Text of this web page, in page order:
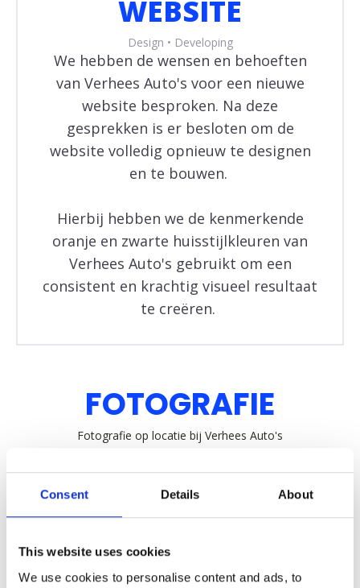
Consent Details About
This website uses cookies
We use cookies to personalise content and ads, to
WEBSITE
Design • Developing
We hebben de wensen en behoeften
van Verhees Auto's voor een nieuwe
website besproken. Na deze
gesprekken is er besloten om de
website volledig opnieuw te designen
en te bouwen.
Hierbij hebben we de kenmerkende
oranje en zwarte huisstijlkleuren van
Verhees Auto's gebruikt om een
consistent en krachtig visueel resultaat
te creëren.
FOTOGRAFIE
Fotografie op locatie bij Verhees Auto's